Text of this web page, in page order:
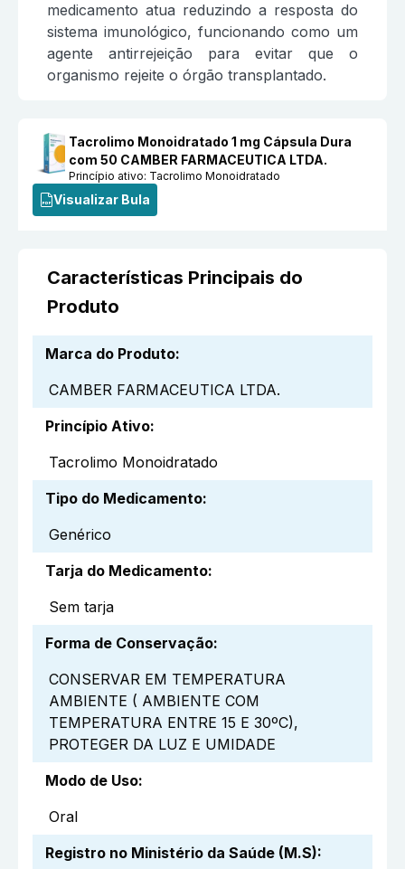
medicamento atua reduzindo a resposta do
sistema imunológico, funcionando como um
agente antirrejeição para evitar que o
organismo rejeite o órgão transplantado.
Tacrolimo Monoidratado 1 mg Cápsula Dura
com 50 CAMBER FARMACEUTICA LTDA.
Princípio ativo: Tacrolimo Monoidratado
Visualizar Bula
Características Principais do
Produto
Marca do Produto:
CAMBER FARMACEUTICA LTDA.
Princípio Ativo:
Tacrolimo Monoidratado
Tipo do Medicamento:
Genérico
Tarja do Medicamento:
Sem tarja
Forma de Conservação:
CONSERVAR EM TEMPERATURA
AMBIENTE ( AMBIENTE COM
TEMPERATURA ENTRE 15 E 30ºC),
PROTEGER DA LUZ E UMIDADE
Modo de Uso:
Oral
Registro no Ministério da Saúde (M.S):